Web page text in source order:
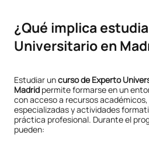
¿Qué implica
Universitario en
Estudiar uncurso de Experto
Madrid permite formarse en un
con acceso a recursos
especializadas y actividades
práctica profesional. Durante el
pueden: